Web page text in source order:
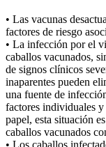
• Las vacunas
factores de riesgo
• La infección por el
caballos vacunados,
de signos clínicos
inaparentes pueden
una fuente de
factores individuales y
papel, esta situación
caballos vacunados
• Los caballos